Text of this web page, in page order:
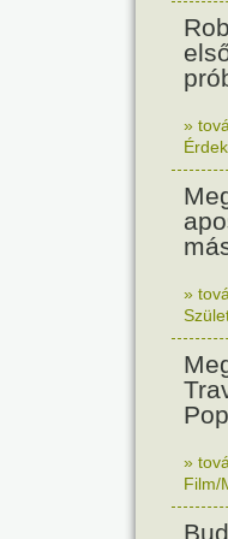
»
»
»
Film/